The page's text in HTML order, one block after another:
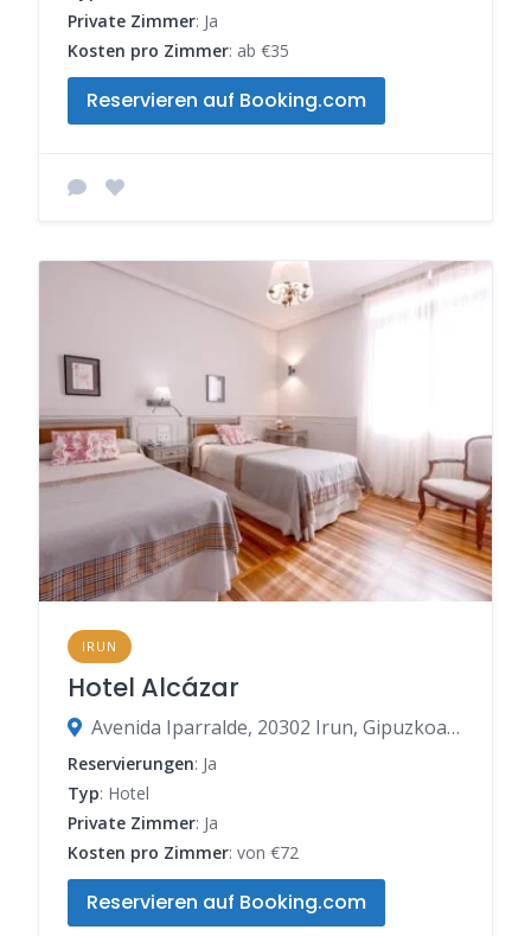
Private Zimmer: Ja
Kosten pro Zimmer: ab €35
Reservieren auf Booking.com
IRUN
Hotel Alcázar
Avenida Iparralde, 20302 Irun, Gipuzkoa, Spanien
Reservierungen: Ja
Typ: Hotel
Private Zimmer: Ja
Kosten pro Zimmer: von €72
Reservieren auf Booking.com